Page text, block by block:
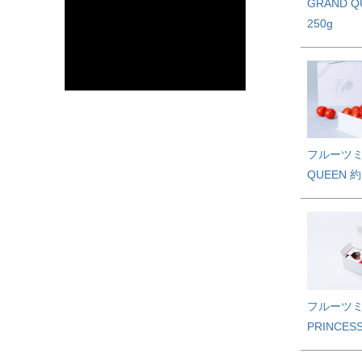
GRAND
250g
フルーツ
QUEEN
フルーツ